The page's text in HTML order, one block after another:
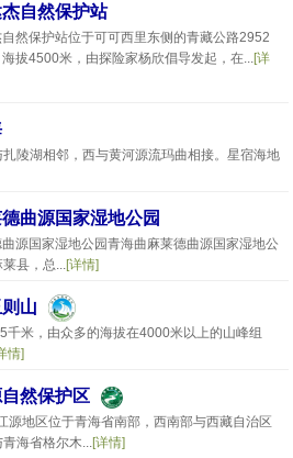
自然保护站
然保护站位于可可西里东侧的青藏公路2952
拔4500米，由探险家杨欣倡导发起，在...[详
陵湖相邻，西与黄河源流玛曲相接。星宿海地
曲源国家湿地公园
源国家湿地公园青海曲麻莱德曲源国家湿地公
县，总...[详情]
山
米，由众多的海拔在4000米以上的山峰组
情]
然保护区
源地区位于青海省南部，西南部与西藏自治区
海省格尔木...[详情]